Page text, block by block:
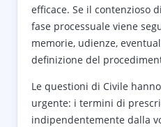
efficace. Se il contenzioso
fase processuale viene
memorie, udienze,
definizione del
Le questioni di Civile
urgente: i termini di
indipendentemente dalla